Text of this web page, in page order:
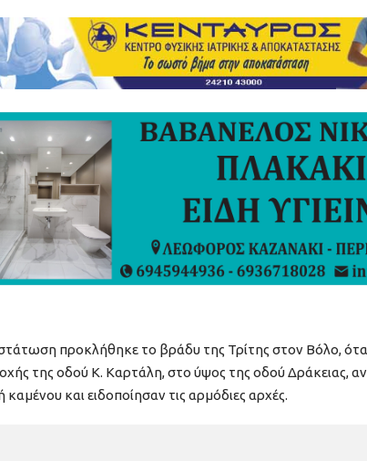
προκλήθηκε το βράδυ της Τρίτης στον Βόλο,
της οδού Κ. Καρτάλη, στο ύψος της οδού Δράκειας,
καμένου και ειδοποίησαν τις αρμόδιες αρχές.